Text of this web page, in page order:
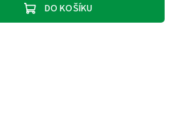
DO KOŠÍKU